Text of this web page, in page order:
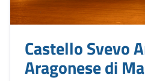
Castello Svevo
Aragonese di